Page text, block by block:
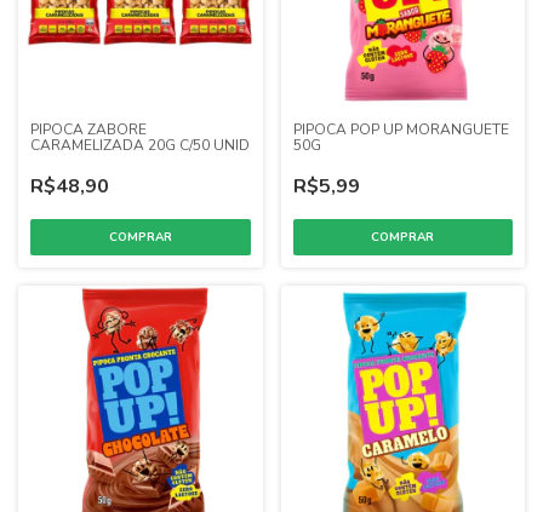
PIPOCA ZABORE
CARAMELIZADA 20G C/50 UNID
R$48,90
PIPOCA POP UP MORANGUETE
50G
R$5,99